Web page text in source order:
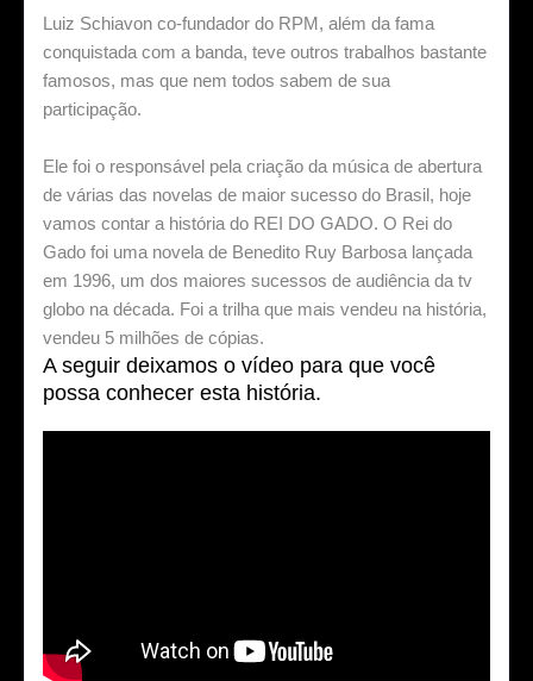
Luiz Schiavon co-fundador do RPM, além da fama
conquistada com a banda, teve outros trabalhos bastante
famosos, mas que nem todos sabem de sua
participação.
Ele foi o responsável pela criação da música de abertura
de várias das novelas de maior sucesso do Brasil, hoje
vamos contar a história do REI DO GADO. O Rei do
Gado foi uma novela de Benedito Ruy Barbosa lançada
em 1996, um dos maiores sucessos de audiência da tv
globo na década. Foi a trilha que mais vendeu na história,
vendeu 5 milhões de cópias.
A seguir deixamos o vídeo para que você
possa conhecer esta história.